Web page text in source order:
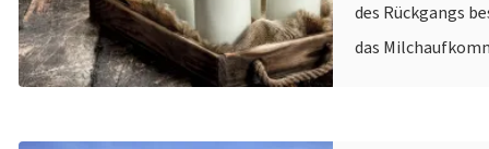
des Rückgangs
das